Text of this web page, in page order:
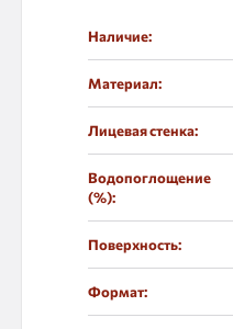
Наличие:
Материал:
Лицевая стенка:
Водопоглощение
(%):
Поверхность:
Формат: